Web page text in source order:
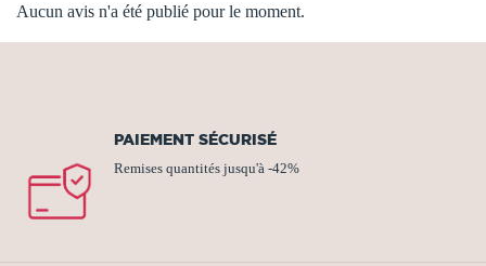
Aucun avis n'a été publié pour le moment.
PAIEMENT SÉCURISÉ
Remises quantités jusqu'à -42%